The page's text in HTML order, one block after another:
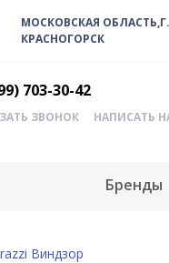
МОСКОВСКАЯ ОБЛАСТЬ,Г.
КРАСНОГОРСК
703-30-42
ЗВОНОК НАПИСАТЬ
Бренды
Виндзор